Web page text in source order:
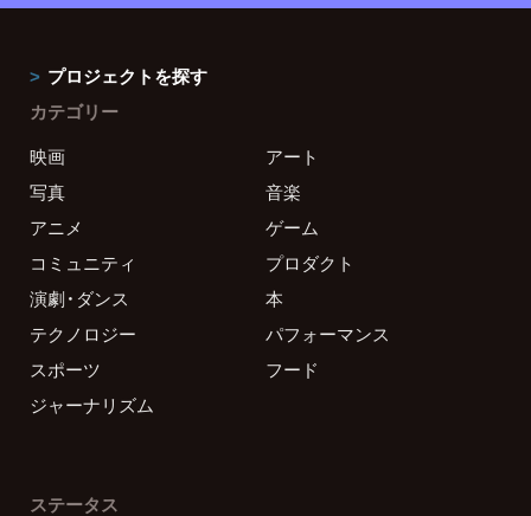
プロジェクトを探す
カテゴリー
映画
アート
写真
音楽
アニメ
ゲーム
コミュニティ
プロダクト
演劇・ダンス
本
テクノロジー
パフォーマンス
スポーツ
フード
ジャーナリズム
ステータス